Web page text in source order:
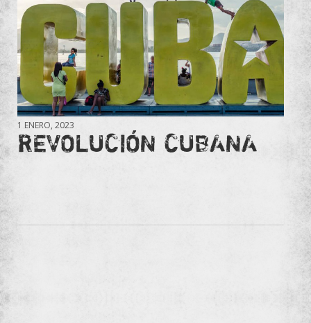
1 ENERO, 2023
REVOLUCIÓN CUBANA